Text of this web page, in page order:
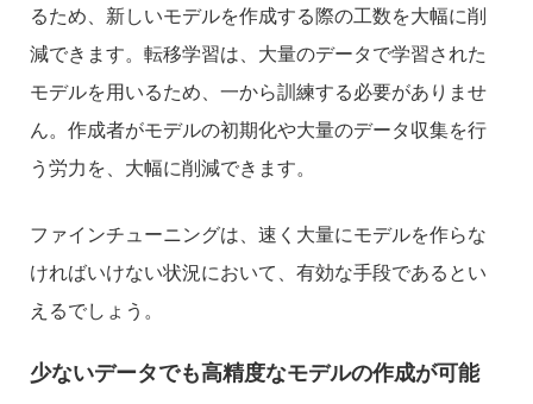
るため、新しいモデルを作成する際の工数を大幅に削
減できます。転移学習は、大量のデータで学習された
モデルを用いるため、一から訓練する必要がありませ
ん。作成者がモデルの初期化や大量のデータ収集を行
う労力を、大幅に削減できます。
ファインチューニングは、速く大量にモデルを作らな
ければいけない状況において、有効な手段であるとい
えるでしょう。
少ないデータでも高精度なモデルの作成が可能